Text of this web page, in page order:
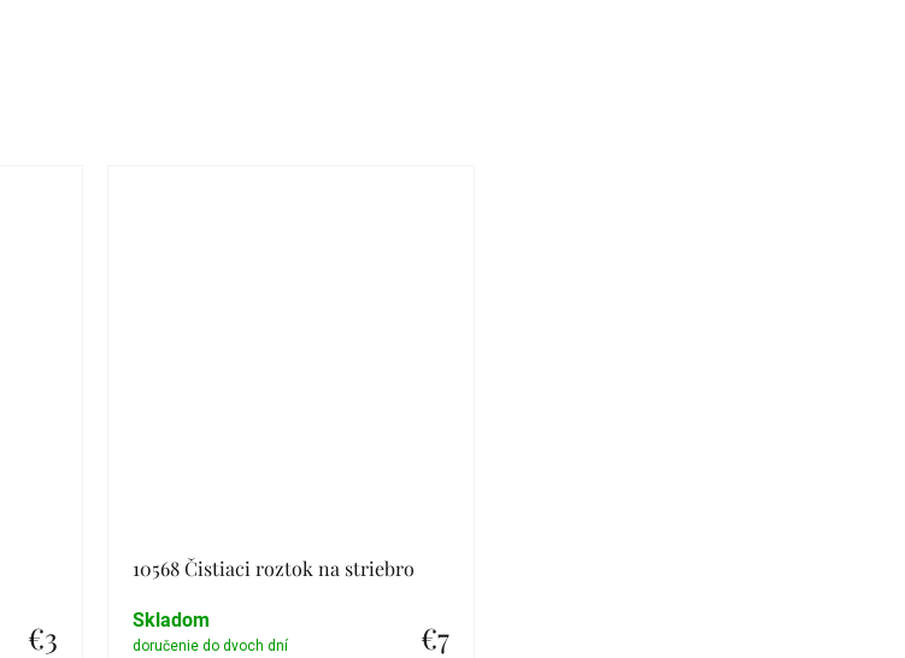
€3
10568 Čistiaci roztok na striebro
€7
Skladom